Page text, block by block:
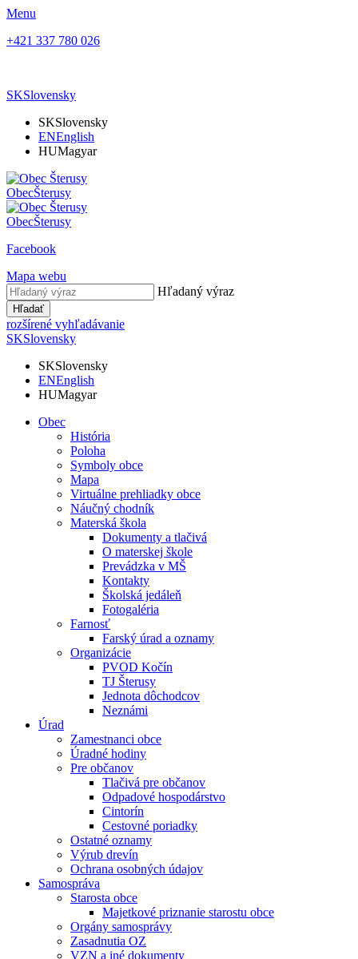
Menu
+421 337 780 026
SKSlovensky
SKSlovensky
ENEnglish
HUMagyar
ObecŠterusy
ObecŠterusy
Facebook
Mapa webu
Hľadaný výraz
Hľadať
rozšírené vyhľadávanie
SKSlovensky
SKSlovensky
ENEnglish
HUMagyar
Obec
História
Poloha
Symboly obce
Mapa
Virtuálne prehliadky obce
Náučný chodník
Materská škola
Dokumenty a tlačivá
O materskej škole
Prevádzka v MŠ
Kontakty
Školská jedáleň
Fotogaléria
Farnosť
Farský úrad a oznamy
Organizácie
PVOD Kočín
TJ Šterusy
Jednota dôchodcov
Neznámi
Úrad
Zamestnanci obce
Úradné hodiny
Pre občanov
Tlačivá pre občanov
Odpadové hospodárstvo
Cintorín
Cestovné poriadky
Ostatné oznamy
Výrub drevín
Ochrana osobných údajov
Samospráva
Starosta obce
Majetkové priznanie starostu obce
Orgány samosprávy
Zasadnutia OZ
VZN a iné dokumenty